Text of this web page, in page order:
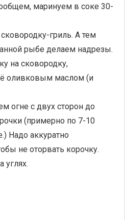
маринуем в соке 30-
гриль. А тем
рыбе делаем надрезы.
на сковородку,
оливковым маслом (и
огне с двух сторон до
(примерно по 7-10
Надо аккуратно
не оторвать корочку.
углях.